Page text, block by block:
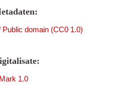
Public domain (CC0 1.0)
1.0